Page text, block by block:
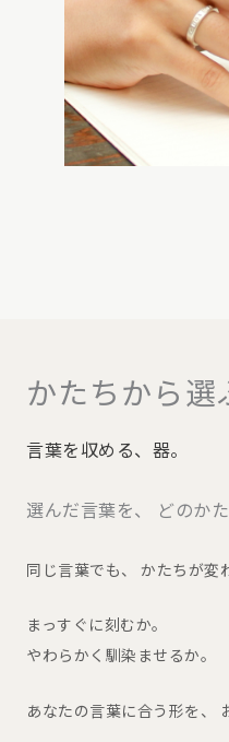
かたちから選
言葉を収める、器。
選んだ言葉を、 どのか
同じ言葉でも、 かたちが変
まっすぐに刻むか。
やわらかく馴染ませるか。
あなたの言葉に合う形を、